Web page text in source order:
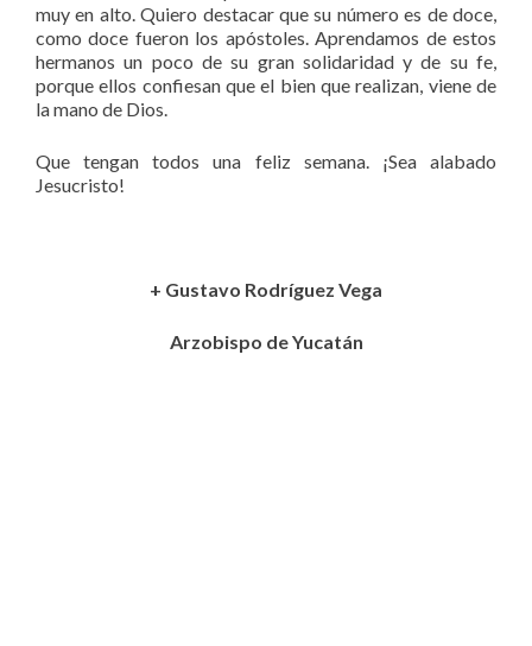
muy en alto. Quiero destacar que su número es de doce,
como doce fueron los apóstoles. Aprendamos de estos
hermanos un poco de su gran solidaridad y de su fe,
porque ellos confiesan que el bien que realizan, viene de
la mano de Dios.
Que tengan todos una feliz semana. ¡Sea alabado
Jesucristo!
+ Gustavo Rodríguez Vega
Arzobispo de Yucatán